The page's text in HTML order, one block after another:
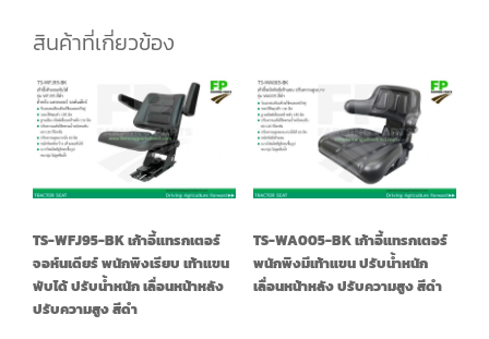
สินค้าที่เกี่ยวข้อง
TS-WFJ95-BK เก้าอี้แทรกเตอร์
จอห์นเดียร์ พนักพิงเรียบ เท้าแขน
พับได้ ปรับน้ำหนัก เลื่อนหน้าหลัง
ปรับความสูง สีดำ
TS-WA005-BK เก้าอี้แทรกเตอร์
พนักพิงมีเท้าแขน ปรับน้ำหนัก
เลื่อนหน้าหลัง ปรับความสูง สีดำ